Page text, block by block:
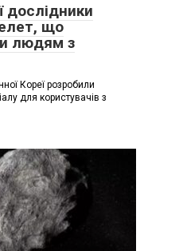
дослідники
що
людям з
Кореї розробили
для користувачів з